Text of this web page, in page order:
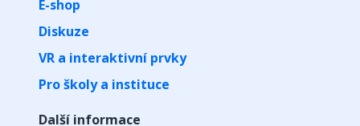
E-shop
Diskuze
VR a interaktivní prvky
Pro školy a instituce
Další informace